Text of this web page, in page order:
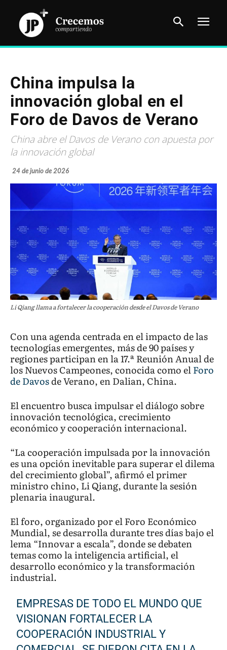
China impulsa la
innovación global en el
Foro de Davos de Verano
China abre el Davos de Verano con apuesta por
la innovación global
24 de junio de 2026
Li Qiang llama a fortalecer la cooperación desde el Davos de Verano
Con una agenda centrada en el impacto de las
tecnologías emergentes, más de 90 países y
regiones participan en la 17.ª Reunión Anual de
los Nuevos Campeones, conocida como elForo
de Davosde Verano, en Dalian, China.
El encuentro busca impulsar el diálogo sobre
innovación tecnológica, crecimiento
económico y cooperación internacional.
“La cooperación impulsada por la innovación
es una opción inevitable para superar el dilema
del crecimiento global”, afirmó el primer
ministro chino, Li Qiang, durante la sesión
plenaria inaugural.
El foro, organizado por el Foro Económico
Mundial, se desarrolla durante tres días bajo el
lema “Innovar a escala”, donde se debaten
temas como la inteligencia artificial, el
desarrollo económico y la transformación
industrial.
EMPRESAS DE TODO EL MUNDO QUE
VISIONAN FORTALECER LA
COOPERACIÓN INDUSTRIAL Y